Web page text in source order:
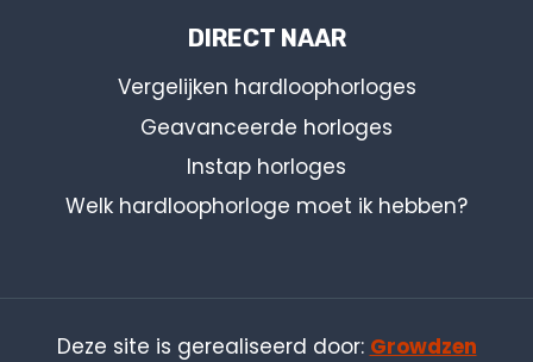
DIRECT NAAR
Vergelijken hardloophorloges
Geavanceerde horloges
Instap horloges
Welk hardloophorloge moet ik hebben?
Deze site is gerealiseerd door: Growdzen